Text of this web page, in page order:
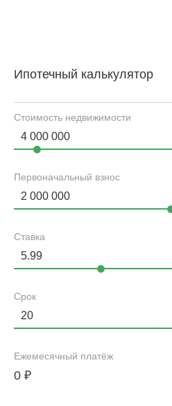
Ипотечный калькулятор
Стоимость недвижимости
Первоначальный взнос
Ставка
Срок
Ежемесячный платёж
0 ₽